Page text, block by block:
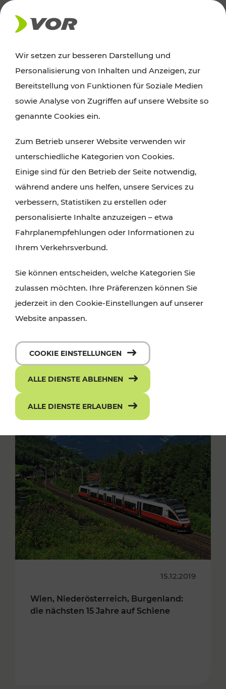
AKTUELLES
News
Alle wichtigen Meldungen zu Fahrplanänderungen,
finden Sie hier im Überblick.
15.12.2019
Wien, Niederösterreich, Burgenland:
die nächsten 15 Jahre auf Schiene
Wir setzen zur besseren Darstellung und
Personalisierung von Inhalten und Anzeigen, zur
Bereitstellung von Funktionen für Soziale Medien
sowie Analyse von Zugriffen auf unsere Website so
genannte Cookies ein.
Zum Betrieb unserer Website verwenden wir
unterschiedliche Kategorien von Cookies.
Einige sind für den Betrieb der Seite notwendig,
während andere uns helfen, unsere Services zu
verbessern, Statistiken zu erstellen oder
personalisierte Inhalte anzuzeigen – etwa
Fahrplanempfehlungen oder Informationen zu
Ihrem Verkehrsverbund.
Sie können entscheiden, welche Kategorien Sie
zulassen möchten. Ihre Präferenzen können Sie
jederzeit in den Cookie-Einstellungen auf unserer
Website anpassen.
COOKIE EINSTELLUNGEN
ALLE DIENSTE ABLEHNEN
ALLE DIENSTE ERLAUBEN